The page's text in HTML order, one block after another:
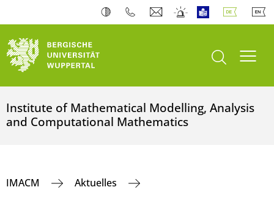
Suche öffnen
Institute of Mathematical Modelling, Analysis
and Computational Mathematics
IMACM Aktuelles